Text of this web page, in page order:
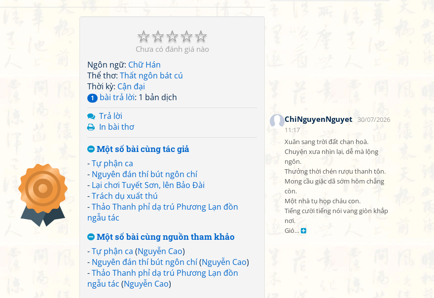
ChiNguyenNguyet
30/07/2026
11:17
Xuân sang trời đất chan hoà.
Chuyện xưa nhìn lại, dễ mà lộng
ngôn.
Thưởng thời chén rượu thanh tôn.
Mong cầu giặc dã sớm hôm chẳng
còn.
Một nhà tụ họp cháu con.
Tiếng cười tiếng nói vang giòn khắp
nơi.
Gió…
☆
☆
☆
☆
☆
Chưa có đánh giá nào
Ngôn ngữ: Chữ Hán
Thể thơ: Thất ngôn bát cú
Thời kỳ: Cận đại
1 bài trả lời: 1 bản dịch
Trả lời
In bài thơ
Một số bài cùng tác giả
-Tự phận ca
- Nguyên đán thí bút ngôn chí
- Lại chơi Tuyết Sơn, lên Bảo Đài
-Trách dụ xuất thú
-Thảo Thanh phỉ dạ trú Phương Lạn đồn
ngẫu tác
Một số bài cùng nguồn tham khảo
-Tự phận ca (Nguyễn Cao)
- Nguyên đán thí bút ngôn chí(Nguyễn Cao)
-Thảo Thanh phỉ dạ trú Phương Lạn đồn
ngẫu tác (Nguyễn Cao)